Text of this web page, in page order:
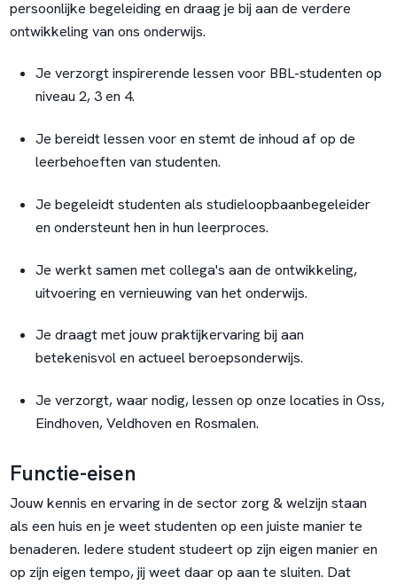
persoonlijke begeleiding en draag je bij aan de verdere
ontwikkeling van ons onderwijs.
Je verzorgt inspirerende lessen voor BBL-studenten op
niveau 2, 3 en 4.
Je bereidt lessen voor en stemt de inhoud af op de
leerbehoeften van studenten.
Je begeleidt studenten als studieloopbaanbegeleider
en ondersteunt hen in hun leerproces.
Je werkt samen met collega's aan de ontwikkeling,
uitvoering en vernieuwing van het onderwijs.
Je draagt met jouw praktijkervaring bij aan
betekenisvol en actueel beroepsonderwijs.
Je verzorgt, waar nodig, lessen op onze locaties in Oss,
Eindhoven, Veldhoven en Rosmalen.
Functie-eisen
Jouw kennis en ervaring in de sector zorg & welzijn staan
als een huis en je weet studenten op een juiste manier te
benaderen. Iedere student studeert op zijn eigen manier en
op zijn eigen tempo, jij weet daar op aan te sluiten. Dat